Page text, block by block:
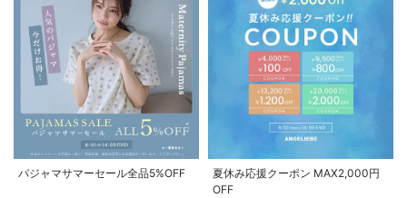
パジャマサマーセール全品5%OFF
夏休み応援クーポン MAX2,000円
OFF